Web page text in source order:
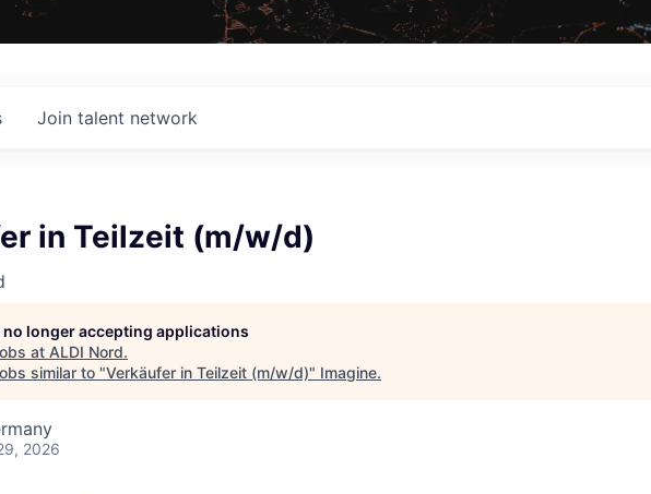
Join talent network
in Teilzeit (m/w/d)
no longer accepting applications
at ALDI Nord.
similar to "Verkäufer in Teilzeit (m/w/d)" Imagine.
2026